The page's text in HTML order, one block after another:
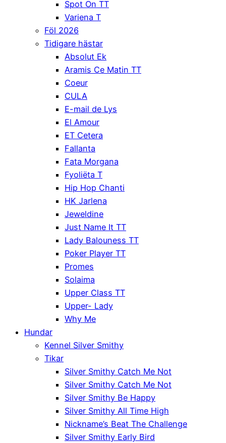
Spot On TT
Variena T
Föl 2026
Tidigare hästar
Absolut Ek
Aramis Ce Matin TT
Coeur
CULA
E-mail de Lys
El Amour
ET Cetera
Fallanta
Fata Morgana
Fyoliëta T
Hip Hop Chanti
HK Jarlena
Jeweldine
Just Name It TT
Lady Balouness TT
Poker Player TT
Promes
Solaima
Upper Class TT
Upper- Lady
Why Me
Hundar
Kennel Silver Smithy
Tikar
Silver Smithy Catch Me Not
Silver Smithy Catch Me Not
Silver Smithy Be Happy
Silver Smithy All Time High
Nickname’s Beat The Challenge
Silver Smithy Early Bird